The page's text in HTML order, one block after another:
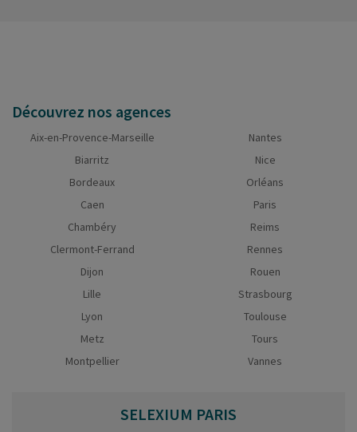
Découvrez nos agences
Aix-en-Provence-Marseille
Biarritz
Bordeaux
Caen
Chambéry
Clermont-Ferrand
Dijon
Lille
Lyon
Metz
Montpellier
Nantes
Nice
Orléans
Paris
Reims
Rennes
Rouen
Strasbourg
Toulouse
Tours
Vannes
SELEXIUM PARIS